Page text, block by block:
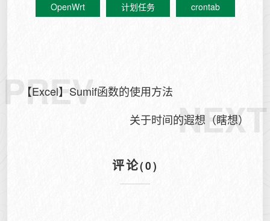
OpenWrt 计划任务 crontab
PREV
【Excel】Sumif函数的使用方法
NEXT
关于时间的遐想（瞎想）
评论(0)